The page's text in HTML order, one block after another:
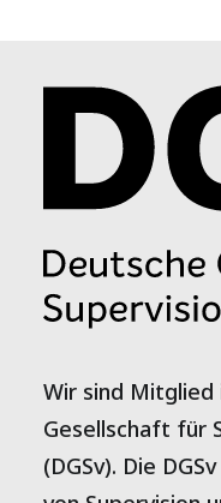
Wir sind Mitglied
Gesellschaft für
(DGSv). Die